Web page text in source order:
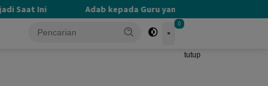
Saat Ini Adab kepada Guru yang Terlupakan
0
tutup